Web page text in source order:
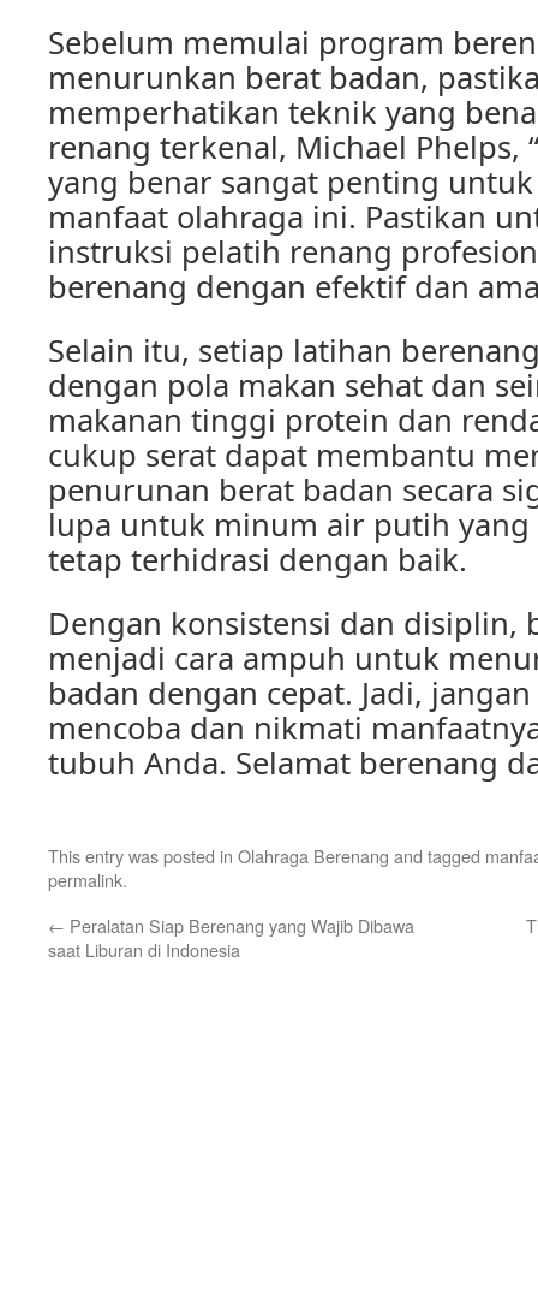
Sebelum memulai program
menurunkan berat badan,
memperhatikan teknik yang
renang terkenal, Michael Phelps,
yang benar sangat penting
manfaat olahraga ini. Pastikan
instruksi pelatih renang
berenang dengan efektif dan
Selain itu, setiap latihan
dengan pola makan sehat dan
makanan tinggi protein dan
cukup serat dapat membantu
penurunan berat badan secara
lupa untuk minum air putih
tetap terhidrasi dengan baik.
Dengan konsistensi dan disiplin,
menjadi cara ampuh untuk
badan dengan cepat. Jadi,
mencoba dan nikmati
tubuh Anda. Selamat berenang
This entry was posted in Olahraga Berenang and tagged
permalink.
← Peralatan Siap Berenang yang Wajib Dibawa
saat Liburan di Indonesia